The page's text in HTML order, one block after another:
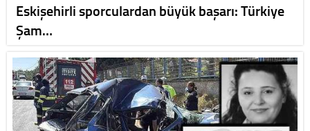
Eskişehirli sporculardan büyük başarı: Türkiye
Şam…